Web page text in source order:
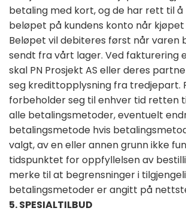
betaling med kort, og de har rett til å
beløpet på kundens konto når
Beløpet vil debiteres først når varen
sendt fra vårt lager. Ved fakturering
skal PN Prosjekt AS eller deres
seg kredittopplysning fra tredjepart.
forbeholder seg til enhver tid retten
alle betalingsmetoder, eventuelt
betalingsmetode hvis
valgt, av en eller annen grunn ikke
tidspunktet for oppfyllelsen av
merke til at begrensninger i
betalingsmetoder er angitt på
5. SPESIALTILBUD